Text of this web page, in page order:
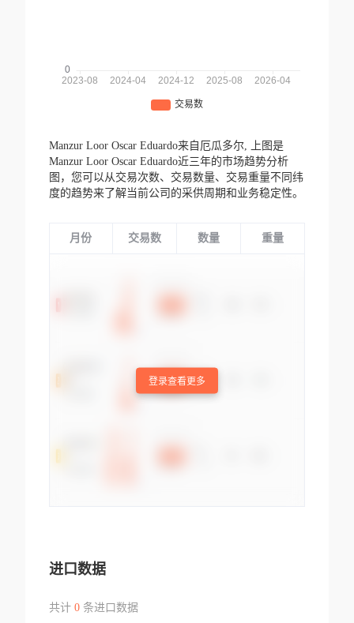
Manzur Loor Oscar Eduardo来自厄瓜多尔,
上图是
Manzur Loor Oscar Eduardo近三年的市场趋势分析
图，您可以从交易次数、交易数量、交易重量不同纬
度的趋势来了解当前公司的采供周期和业务稳定性。
月份 交易数 数量 重量
登录查看更多
进口数据
共计 0条进口数据